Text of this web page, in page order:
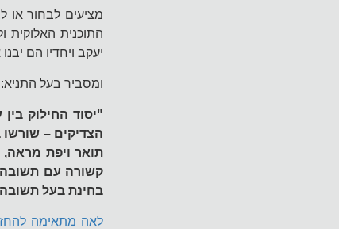
מציעים לבחור
התוכנית
יעקב ויחדיו הם
ומסביר בעל התניא:
"יסוד החילוק
הצדיקים –
תואר ויפת מראה,
קשורה עם תשובה
בחינת בעל תשובה
לאה מתאימה